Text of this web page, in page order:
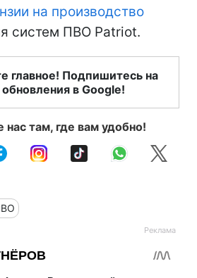
на производство
систем ПВО Patriot.
главное! Подпишитесь на
в Google!
нас там, где вам удобно!